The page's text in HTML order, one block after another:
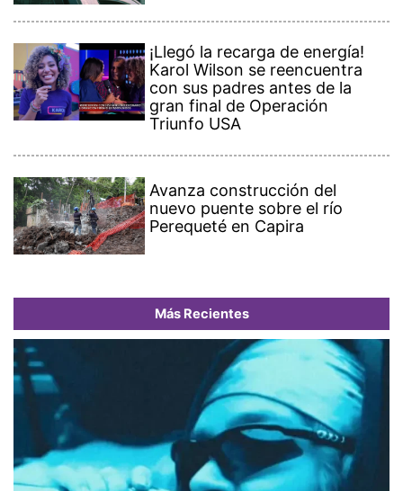
¡Llegó la recarga de energía!
Karol Wilson se reencuentra
con sus padres antes de la
gran final de Operación
Triunfo USA
Avanza construcción del
nuevo puente sobre el río
Perequeté en Capira
Más Recientes